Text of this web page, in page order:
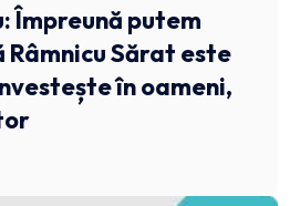
Împreună putem
Râmnicu Sărat este
în oameni,